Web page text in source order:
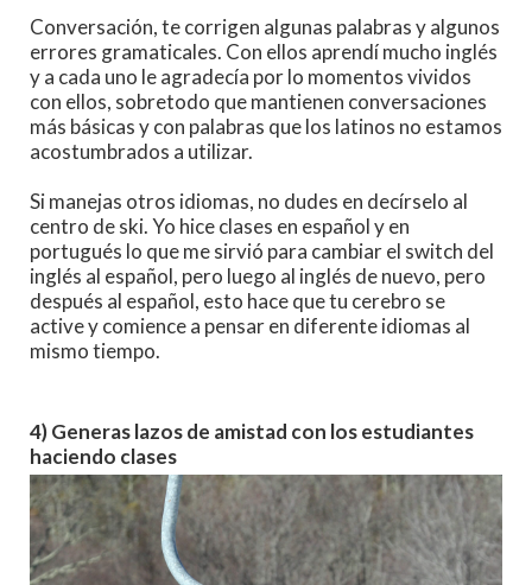
Conversación, te corrigen algunas palabras y algunos
errores gramaticales. Con ellos aprendí mucho inglés
y a cada uno le agradecía por lo momentos vividos
con ellos, sobretodo que mantienen conversaciones
más básicas y con palabras que los latinos no estamos
acostumbrados a utilizar.
Si manejas otros idiomas, no dudes en decírselo al
centro de ski. Yo hice clases en español y en
portugués lo que me sirvió para cambiar el switch del
inglés al español, pero luego al inglés de nuevo, pero
después al español, esto hace que tu cerebro se
active y comience a pensar en diferente idiomas al
mismo tiempo.
4) Generas lazos de amistad con los estudiantes
haciendo clases